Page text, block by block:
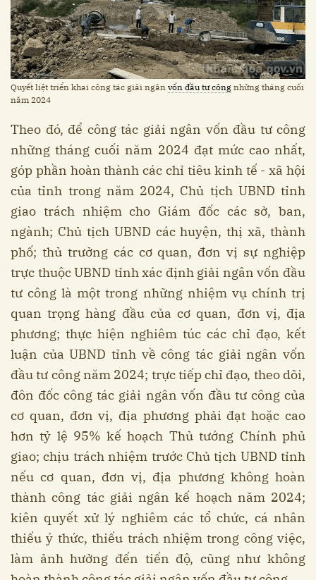
Quyết liệt triển khai công tác giải ngân vốn đầu tư công những tháng cuối
năm 2024
Theo đó, để công tác giải ngân vốn đầu tư công
những tháng cuối năm 2024 đạt mức cao nhất,
góp phần hoàn thành các chỉ tiêu kinh tế - xã hội
của tỉnh trong năm 2024, Chủ tịch UBND tỉnh
giao trách nhiệm cho Giám đốc các sở, ban,
ngành; Chủ tịch UBND các huyện, thị xã, thành
phố; thủ trưởng các cơ quan, đơn vị sự nghiệp
trực thuộc UBND tỉnh xác định giải ngân vốn đầu
tư công là một trong những nhiệm vụ chính trị
quan trọng hàng đầu của cơ quan, đơn vị, địa
phương; thực hiện nghiêm túc các chỉ đạo, kết
luận của UBND tỉnh về công tác giải ngân vốn
đầu tư công năm 2024; trực tiếp chỉ đạo, theo dõi,
đôn đốc công tác giải ngân vốn đầu tư công của
cơ quan, đơn vị, địa phương phải đạt hoặc cao
hơn tỷ lệ 95% kế hoạch Thủ tướng Chính phủ
giao; chịu trách nhiệm trước Chủ tịch UBND tỉnh
nếu cơ quan, đơn vị, địa phương không hoàn
thành công tác giải ngân kế hoạch năm 2024;
kiên quyết xử lý nghiêm các tổ chức, cá nhân
thiếu ý thức, thiếu trách nhiệm trong công việc,
làm ảnh hưởng đến tiến độ, cũng như không